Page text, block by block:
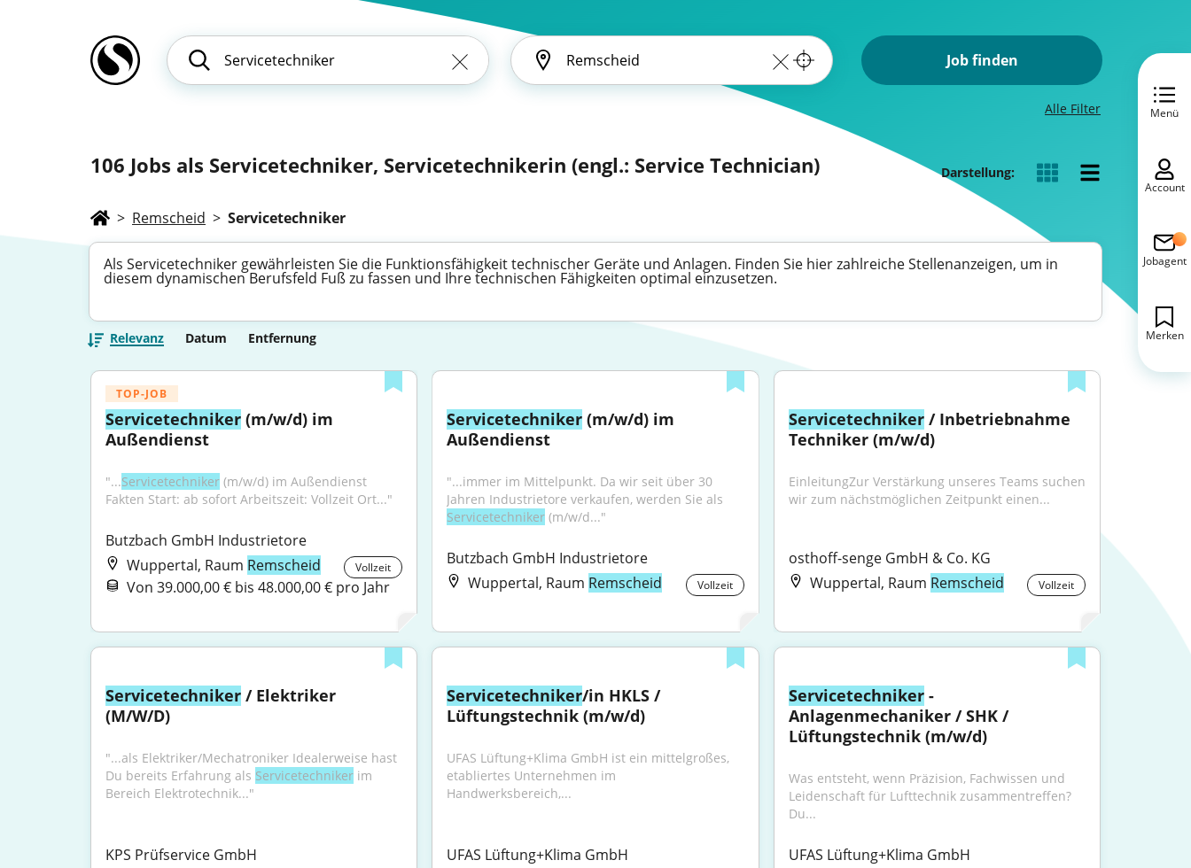
Job finden
Alle Filter
106 Jobs als Servicetechniker, Servicetechnikerin (engl.: Service Technician) Darstellung:
> Remscheid > Servicetechniker
Als Servicetechniker gewährleisten Sie die Funktionsfähigkeit technischer Geräte und Anlagen. Finden Sie hier zahlreiche Stellenanzeigen, um in
diesem dynamischen Berufsfeld Fuß zu fassen und Ihre technischen Fähigkeiten optimal einzusetzen.
Relevanz Datum Entfernung
TOP-JOB
Servicetechniker (m/w/d) im
Außendienst
"...Servicetechniker (m/w/d) im Außendienst
Fakten Start: ab sofort Arbeitszeit: Vollzeit Ort..."
Butzbach GmbH Industrietore
Wuppertal, Raum Remscheid Vollzeit
Von 39.000,00 € bis 48.000,00 € pro Jahr
Servicetechniker (m/w/d) im
Außendienst
"...immer im Mittelpunkt. Da wir seit über 30
Servicetechniker (m/w/d..."
Butzbach GmbH Industrietore
Wuppertal, Raum Remscheid Vollzeit
Servicetechniker / Inbetriebnahme
Techniker (m/w/d)
EinleitungZur Verstärkung unseres Teams suchen
wir zum nächstmöglichen Zeitpunkt einen...
osthoff-senge GmbH & Co. KG
Wuppertal, Raum Remscheid Vollzeit
Servicetechniker / Elektriker
(M/W/D)
"...als Elektriker/Mechatroniker Idealerweise hast
Du bereits Erfahrung als Servicetechniker im
Bereich Elektrotechnik..."
KPS Prüfservice GmbH
Servicetechniker/in HKLS /
Lüftungstechnik (m/w/d)
UFAS Lüftung+Klima GmbH ist ein mittelgroßes,
etabliertes Unternehmen im
Handwerksbereich,...
UFAS Lüftung+Klima GmbH
Servicetechniker -
Anlagenmechaniker / SHK /
Lüftungstechnik (m/w/d)
Was entsteht, wenn Präzision, Fachwissen und
Leidenschaft für Lufttechnik zusammentreffen?
Du...
UFAS Lüftung+Klima GmbH
Menü
Account
Jobagent
Merken